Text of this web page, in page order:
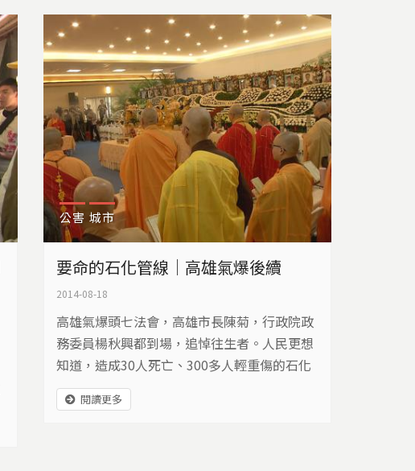
公害 城市
要命的石化管線｜高雄氣爆後續
2014-08-18
高雄氣爆頭七法會，高雄市長陳菊，行政院政
務委員楊秋興都到場，追悼往生者。人民更想
知道，造成30人死亡、300多人輕重傷的石化
管線，政府到底怎麼管的，怎麼讓城市變成戰
場…閱讀更多